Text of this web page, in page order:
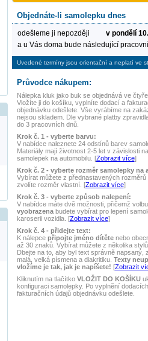
Objednáte-li samolepku dnes
odešleme ji nepozději
v pondělí
a u Vás doma bude následující pracovní
Uvedené termíny jsou orientační a neplatí ve
Průvodce nákupem:
Nálepka kluk jako buk se objednává ve
Vložíte ji do košíku, vyplníte dodací a
objednávku odešlete. Vše vyrábíme na
nejsou skladem. Dle vybrané platby
do 3 pracovních dnů.
Krok č. 1 - vyberte barvu:
V nabídce naleznete 24 odstínů barev
Materiály mají životnost 2-5 let v závislosti
samolepek na automobilu. [Zobrazit více]
Krok č. 2 - vyberte rozměr samolepky na
Vybírat můžete z přednastavených rozměrů
zvolíte rozměr vlastní. [Zobrazit více]
Krok č. 3 - vyberte způsob nalepení:
V nabídce máte dvě možnosti, přičemž volbu
vyobrazenabudete vybírat pro lepení
karoserii vozidla. [Zobrazit více]
Krok č. 4 - přidejte text:
K nálepce připojte jméno dítětenebo
až 30 znaků. Vybírat můžete z několika stylů
Dbejte na to, aby byl text správně napsaný,
malá, velká písmena a diakritiku. Texty
vložíme je tak, jak je napíšete! [Zobrazit
Kliknutím na tlačítko VLOŽIT DO KOŠÍKU
konfiguraci samolepky. Po vyplnění
fakturačních údajů objednávku odešlete.